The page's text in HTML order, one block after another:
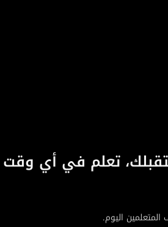
تعلم في أي وقت
اليوم.